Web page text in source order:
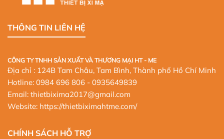
THÔNG TIN LIÊN HỆ
CÔNG TY TNHH SẢN XUẤT VÀ THƯƠNG MẠI HT - ME
Địa chỉ : 124B Tam Châu, Tam Bình, Thành phố Hồ Chí Minh
Hotline: 0984 696 806 - 0935649839
Email: thietbixima2017@gmail.com
Website: https://thietbiximahtme.com/
CHÍNH SÁCH HỖ TRỢ